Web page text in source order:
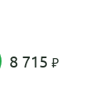
8 715